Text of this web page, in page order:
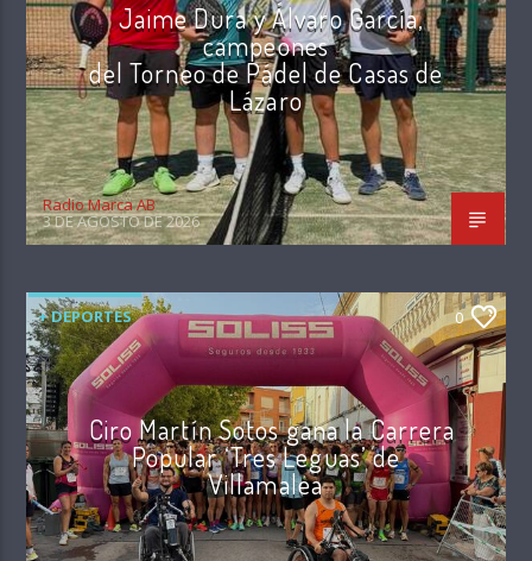
Jaime Dura y Álvaro García,
campeones
del Torneo de Pádel de Casas de
Lázaro
Radio Marca AB
3 DE AGOSTO DE 2026
+ DEPORTES 0
Ciro Martín Sotos gana la Carrera
Popular ‘Tres Leguas’ de
Villamalea